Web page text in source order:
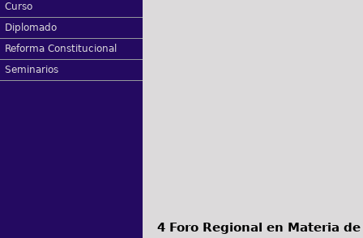
Curso
Diplomado
Reforma Constitucional
Seminarios
4 Foro Regional en Materia